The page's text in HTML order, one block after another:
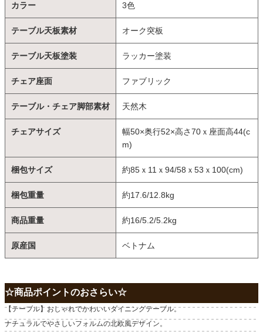
カラー 3色
テーブル天板素材 オーク突板
テーブル天板塗装 ラッカー塗装
チェア座面 ファブリック
テーブル・チェア脚部素材 天然木
チェアサイズ
幅50×奥行52×高さ70ｘ座面高44(c
m)
梱包サイズ 約85ｘ11ｘ94/58ｘ53ｘ100(cm)
梱包重量 約17.6/12.8kg
商品重量 約16/5.2/5.2kg
原産国 ベトナム
☆商品ポイントのおさらい☆
【テーブル】おしゃれでかわいいダイニングテーブル。
ナチュラルでやさしいフォルムの北欧風デザイン。